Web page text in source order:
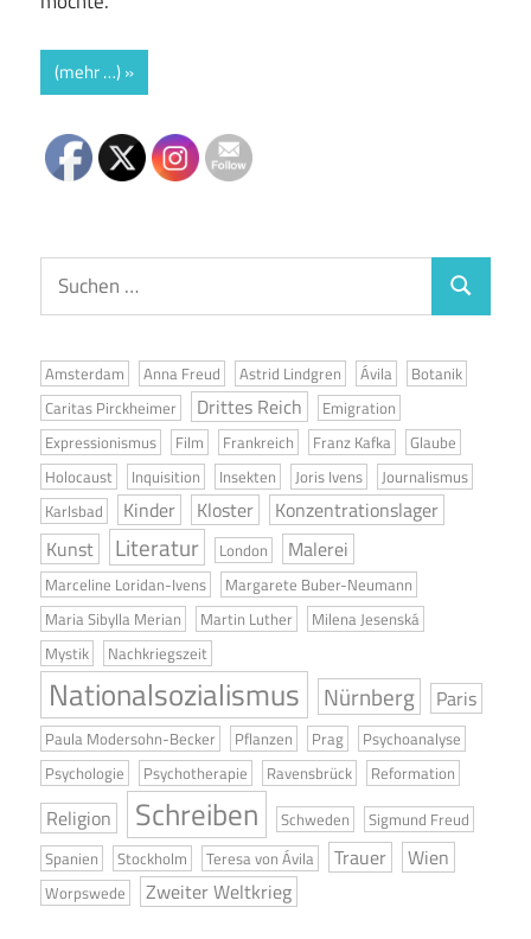
(mehr …)
Suchen
nach:
Suchen
Amsterdam Anna Freud Astrid Lindgren Ávila
Botanik
Caritas Pirckheimer
Drittes Reich
Emigration
Expressionismus
Film Frankreich Franz Kafka
Glaube
Holocaust
Inquisition Insekten Joris Ivens
Journalismus
Karlsbad
Kinder Kloster
Konzentrationslager
Kunst
Literatur London Malerei
Marceline Loridan-Ivens
Margarete Buber-Neumann
Maria Sibylla Merian
Martin Luther
Milena Jesenská
Mystik
Nachkriegszeit
Nationalsozialismus Nürnberg Paris
Paula Modersohn-Becker Pflanzen Prag
Psychoanalyse
Psychologie
Psychotherapie Ravensbrück Reformation
Religion Schreiben Schweden
Sigmund Freud
Spanien
Stockholm Teresa von Ávila Trauer Wien
Worpswede Zweiter Weltkrieg